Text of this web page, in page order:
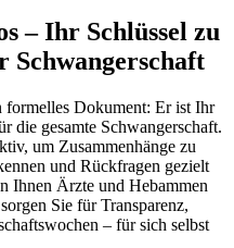
– Ihr Schlüssel zu
Schwangerschaft
formelles Dokument: Er ist Ihr
die gesamte Schwangerschaft.
um Zusammenhänge zu
und Rückfragen gezielt
Ihnen Ärzte und Hebammen
Sie für Transparenz,
– für sich selbst